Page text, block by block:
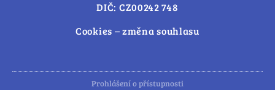
DIČ: CZ00242 748
Cookies – změna souhlasu
Prohlášení o přístupnosti